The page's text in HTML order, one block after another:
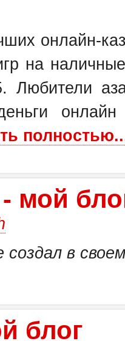
онлайн-
на
Любители
мой
создал в
блог